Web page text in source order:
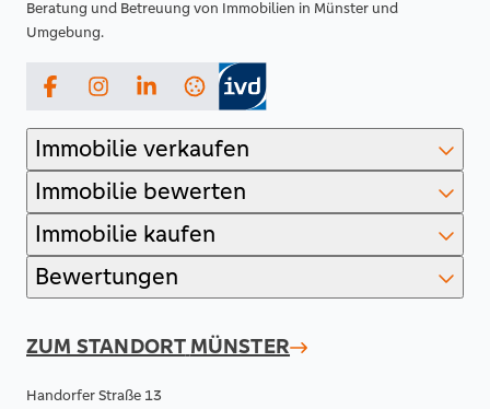
Beratung und Betreuung von Immobilien in Münster und
Umgebung.
FacebookInstagramLinkedIn
Immobilie verkaufen
Immobilie bewerten
Immobilie kaufen
Bewertungen
ZUM STANDORT MÜNSTER
Handorfer Straße 13